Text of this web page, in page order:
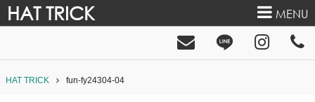
HAT TRICK MENU
HAT TRICK fun-fy24304-04